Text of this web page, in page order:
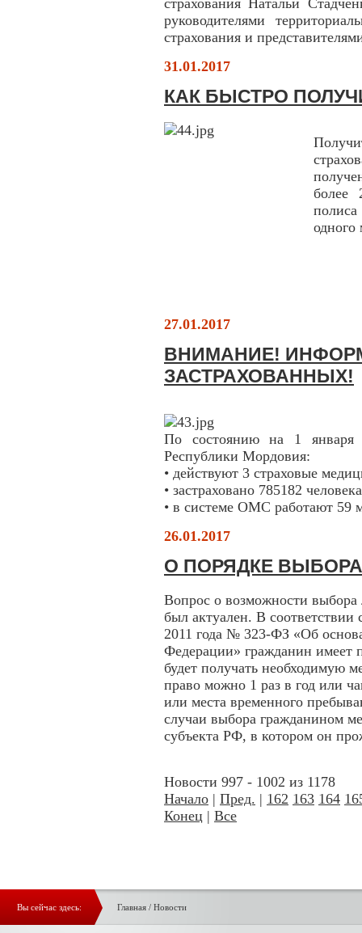
страхования Натальи
руководителями
страхования и
31.01.2017
КАК БЫСТРО
более
одного
27.01.2017
ВНИМАНИЕ!
ЗАСТРАХОВАННЫХ!
По состоянию на 1
Республики Мордовия:
• действуют 3 страховые
• застраховано 785182
• в системе ОМС работают 59
26.01.2017
О ПОРЯДКЕ
Вопрос о возможности выбора
был актуален. В соответствии
2011 года № 323-ФЗ «Об
Федерации» гражданин имеет
будет получать необходимую
право можно 1 раз в год или
или места временного
случаи выбора гражданином
субъекта РФ, в котором он
Новости 997 - 1002 из 1178
Начало | Пред. | 162 163 164
Конец | Все
Вы сейчас здесь: Главная/ Новости